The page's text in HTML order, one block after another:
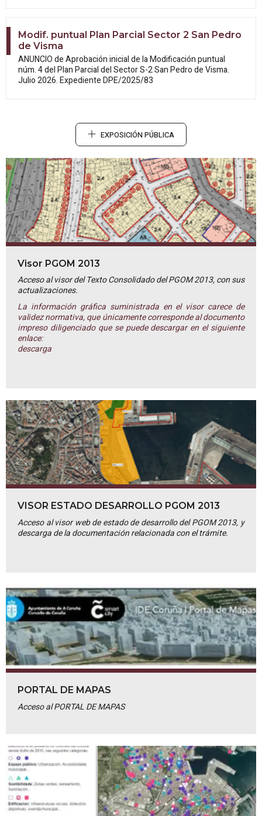
Modif. puntual Plan Parcial Sector 2 San Pedro
de Visma
ANUNCIO de Aprobación inicial de laModificación puntual
núm. 4 del Plan Parcial del Sector S-2 San Pedro de Visma.
Julio 2026. Expediente DPE/2025/83
EXPOSICIÓN PÚBLICA
Visor PGOM 2013
Acceso al visor del Texto Consolidado del PGOM 2013, con sus
actualizaciones.
La información gráfica suministrada en el visor carece de
validez normativa, que únicamente corresponde al documento
impreso diligenciado que se puede descargar en el siguiente
enlace:
descarga
VISOR ESTADO DESARROLLO PGOM 2013
Acceso al visor web de estado de desarrollo del PGOM 2013, y
descarga de la documentación relacionada con el trámite.
PORTAL DE MAPAS
Acceso al PORTAL DE MAPAS